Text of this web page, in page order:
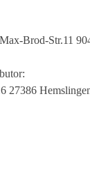
Brod-Str.11
27386